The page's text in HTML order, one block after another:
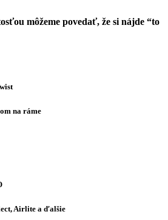
môžeme povedať, že si nájde “to
na ráme
Airlite a ďalšie